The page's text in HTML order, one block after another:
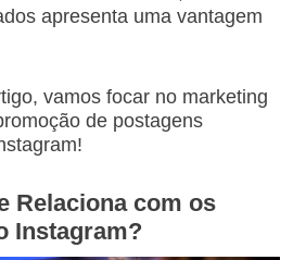
apresenta uma vantagem
vamos focar no marketing
de postagens
Relaciona com os
Instagram?